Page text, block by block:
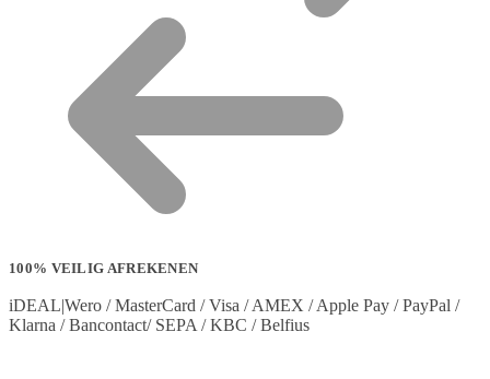
100% VEILIG AFREKENEN
iDEAL|Wero / MasterCard / Visa / AMEX / Apple Pay / PayPal /
Klarna / Bancontact/ SEPA / KBC / Belfius